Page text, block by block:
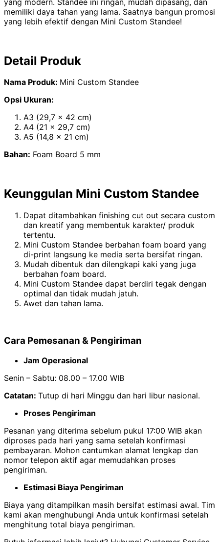
memiliki daya tahan yang lama. Saatnya bangun promosi
yang lebih efektif dengan Mini Custom Standee!
Detail Produk
Nama Produk: Mini Custom Standee
Opsi Ukuran:
A3 (29,7 x 42 cm)
A4 (21 x 29,7 cm)
A5 (14,8 x 21 cm)
Bahan: Foam Board 5 mm
Keunggulan Mini Custom Standee
Dapat ditambahkan finishing cut out secara custom
dan kreatif yang membentuk karakter/ produk
tertentu.
Mini Custom Standee berbahan foam board yang
di-print langsung ke media serta bersifat ringan.
Mudah dibentuk dan dilengkapi kaki yang juga
berbahan foam board.
Mini Custom Standee dapat berdiri tegak dengan
optimal dan tidak mudah jatuh.
Awet dan tahan lama.
Cara Pemesanan & Pengiriman
Jam Operasional
Senin – Sabtu: 08.00 – 17.00 WIB
Catatan: Tutup di hari Minggu dan hari libur nasional.
Proses Pengiriman
Pesanan yang diterima sebelum pukul 17:00 WIB akan
diproses pada hari yang sama setelah konfirmasi
pembayaran. Mohon cantumkan alamat lengkap dan
nomor telepon aktif agar memudahkan proses
pengiriman.
Estimasi Biaya Pengiriman
Biaya yang ditampilkan masih bersifat estimasi awal. Tim
kami akan menghubungi Anda untuk konfirmasi setelah
menghitung total biaya pengiriman.